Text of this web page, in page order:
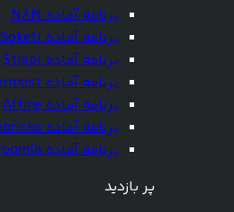
برنامه آماده N8N
برنامه آماده Soketi
برنامه آماده Strapi
برنامه آماده Mattermost
برنامه آماده Affine
برنامه آماده Formbricks
برنامه آماده Joomla
پر بازدید